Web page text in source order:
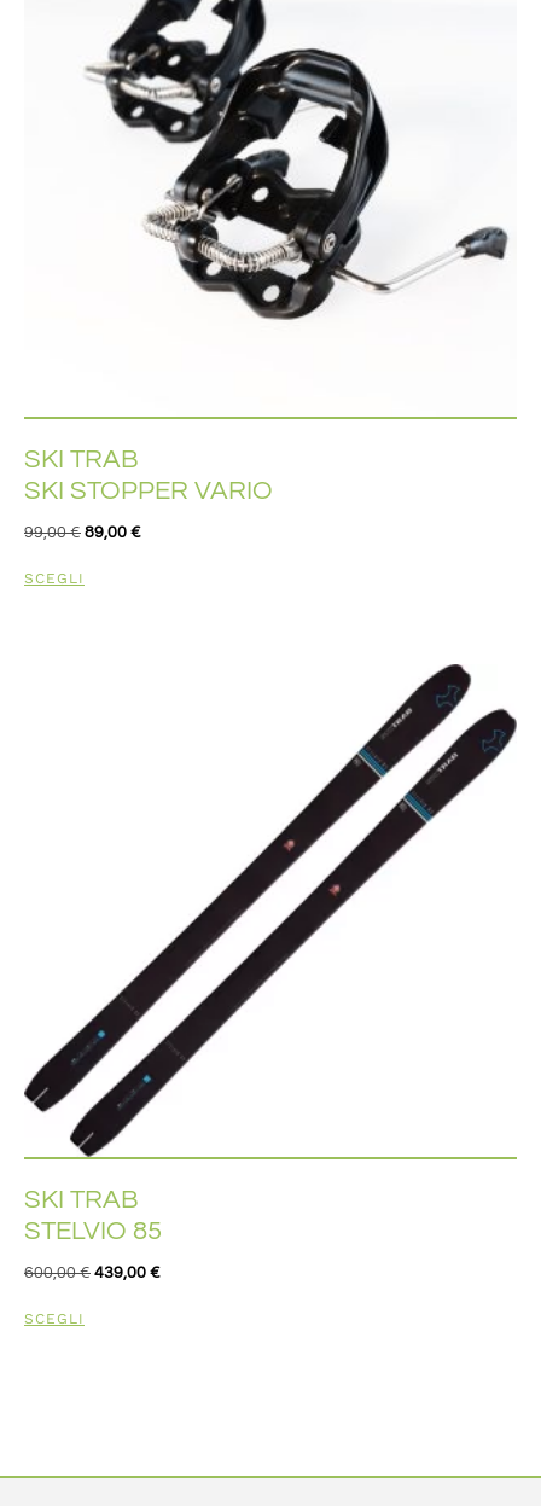
SKI TRAB
SKI STOPPER VARIO
99,00€ 89,00 €
SCEGLI
SKI TRAB
STELVIO 85
600,00€ 439,00 €
SCEGLI